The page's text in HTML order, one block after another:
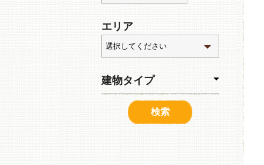
エリア
建物タイプ